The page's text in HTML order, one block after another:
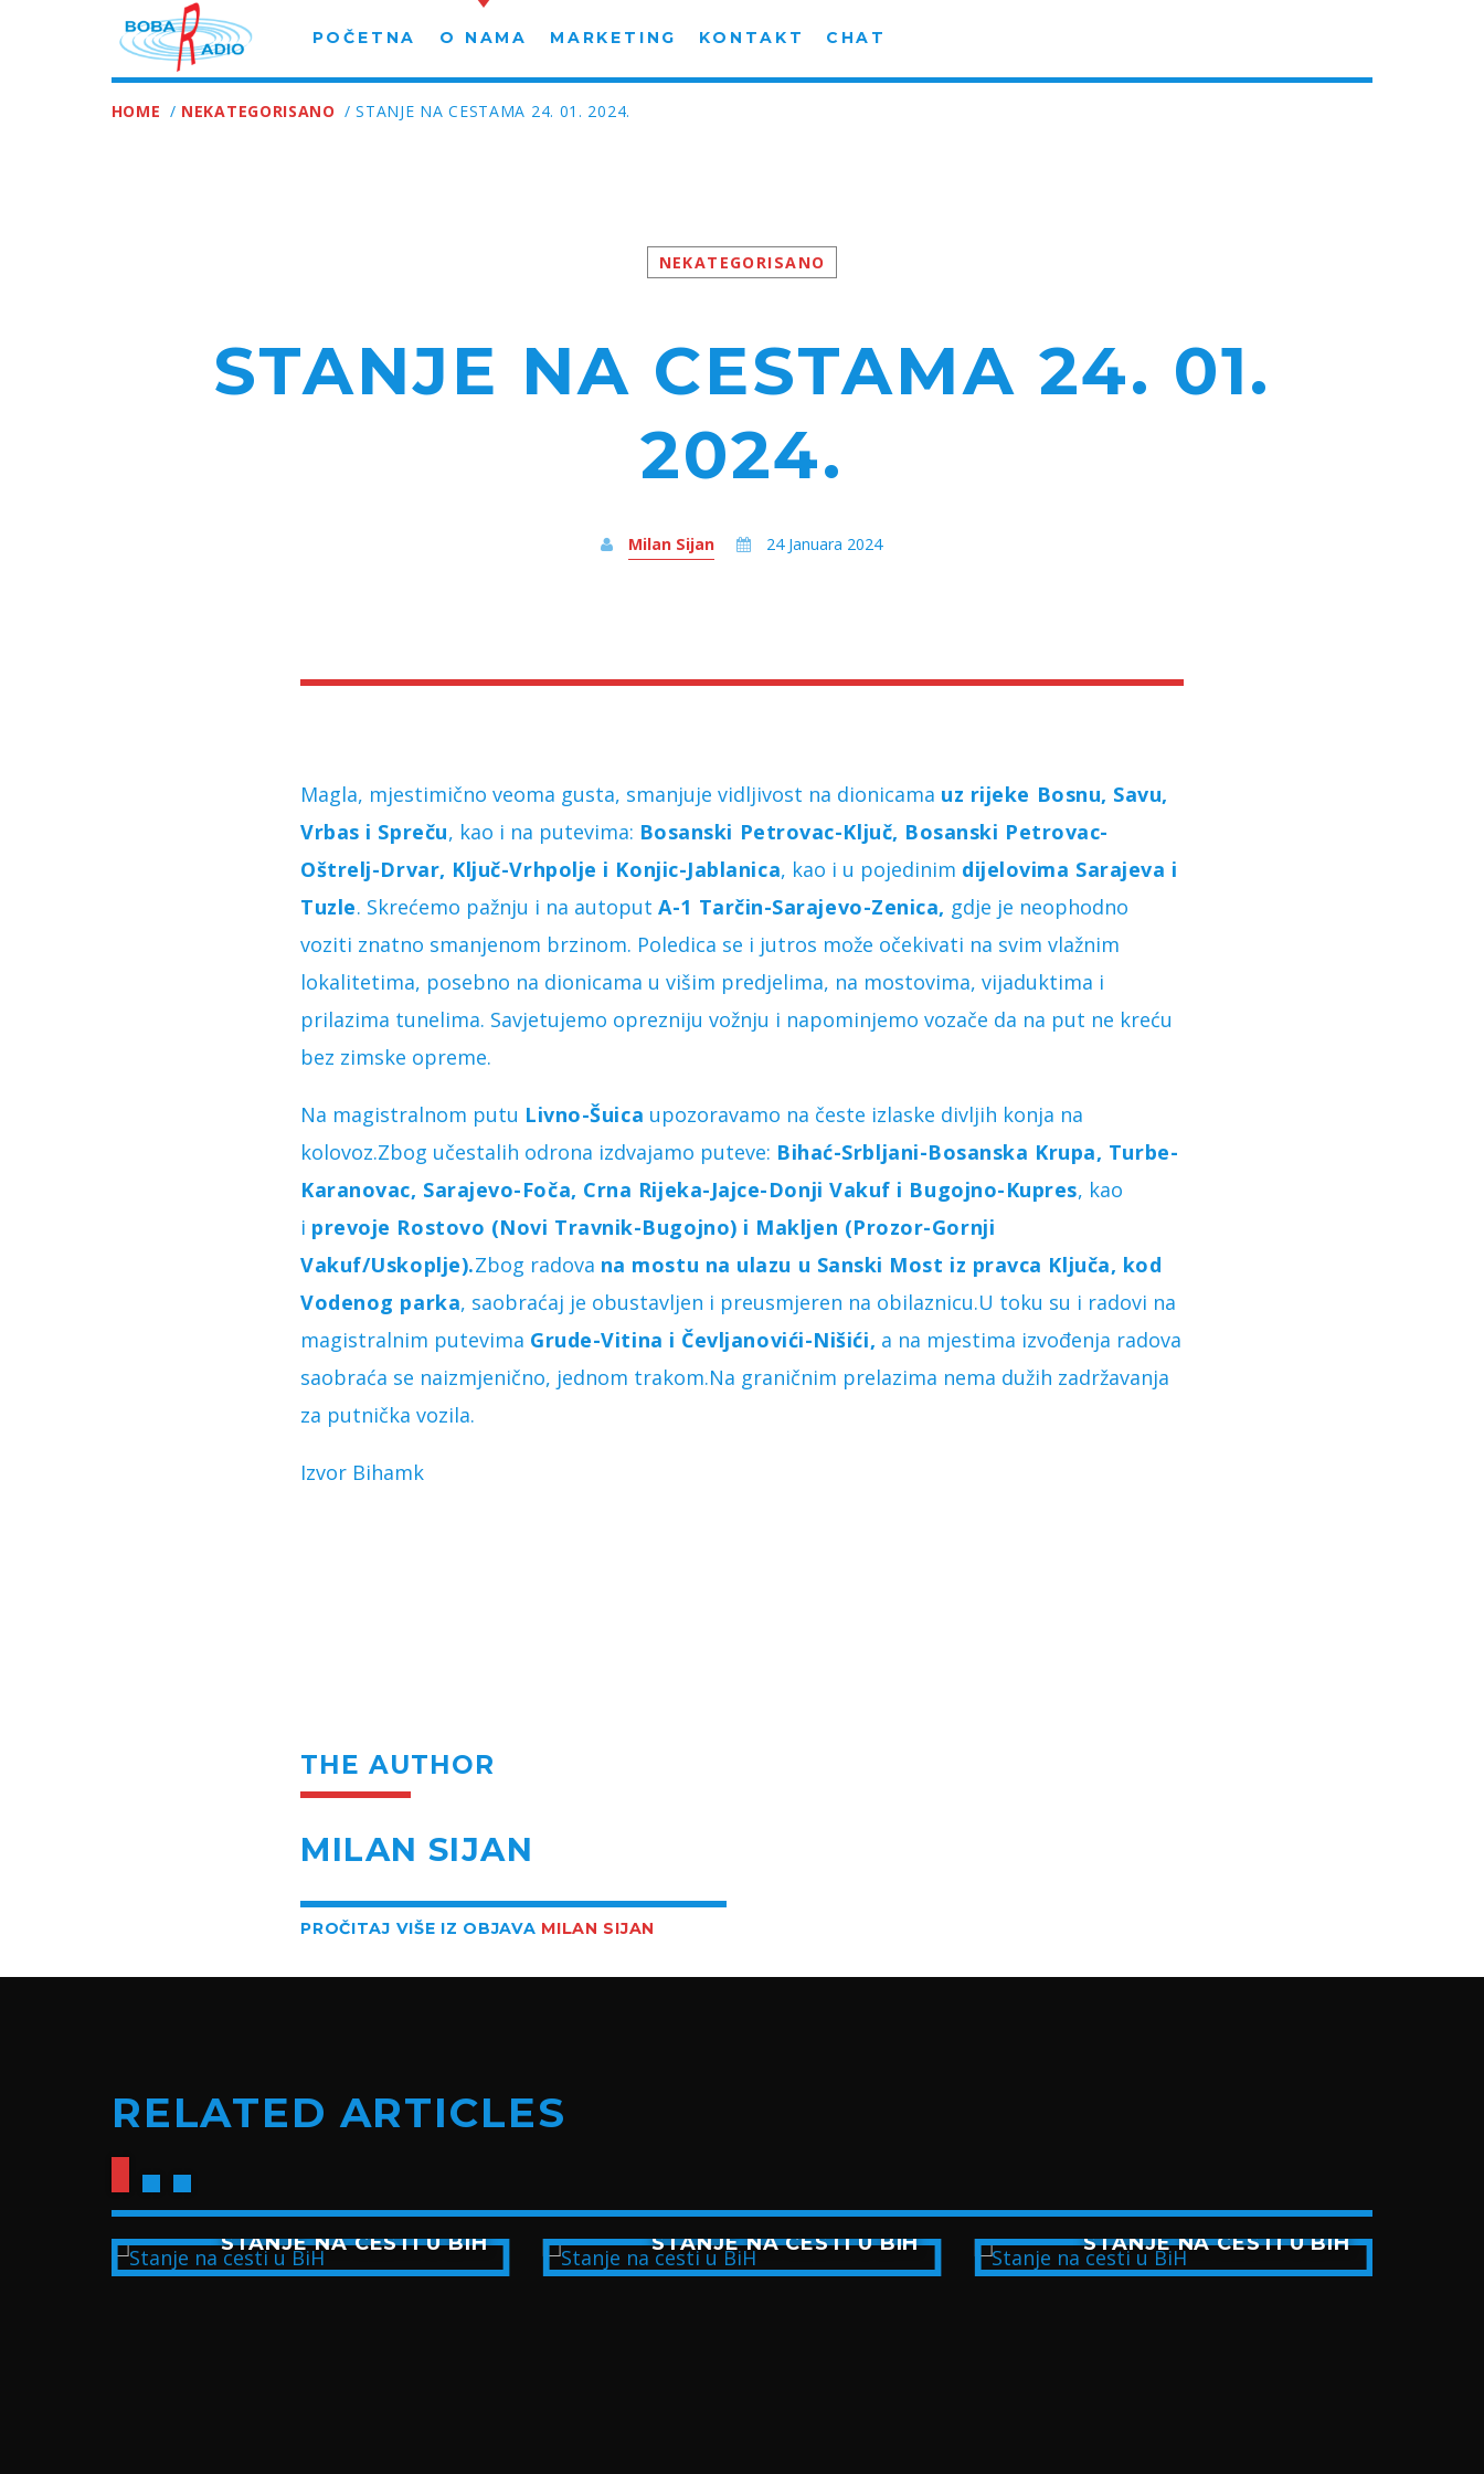
POČETNA O NAMA MARKETING KONTAKT CHAT
HOME / NEKATEGORISANO / STANJE NA CESTAMA 24. 01. 2024.
NEKATEGORISANO
STANJE NA CESTAMA 24. 01.
2024.
Milan Sijan 24 Januara 2024
Magla, mjestimično veoma gusta, smanjuje vidljivost na dionicama uz rijeke Bosnu, Savu,
Vrbas i Spreču, kao i na putevima: Bosanski Petrovac-Ključ, Bosanski Petrovac-
Oštrelj-Drvar, Ključ-Vrhpolje i Konjic-Jablanica, kao i u pojedinim dijelovima Sarajeva i
Tuzle. Skrećemo pažnju i na autoput A-1 Tarčin-Sarajevo-Zenica, gdje je neophodno
voziti znatno smanjenom brzinom. Poledica se i jutros može očekivati na svim vlažnim
lokalitetima, posebno na dionicama u višim predjelima, na mostovima, vijaduktima i
prilazima tunelima. Savjetujemo oprezniju vožnju i napominjemo vozače da na put ne kreću
bez zimske opreme.
Na magistralnom putu Livno-Šuica upozoravamo na česte izlaske divljih konja na
kolovoz.Zbog učestalih odrona izdvajamo puteve: Bihać-Srbljani-Bosanska Krupa, Turbe-
Karanovac, Sarajevo-Foča, Crna Rijeka-Jajce-Donji Vakuf i Bugojno-Kupres, kao
i prevoje Rostovo (Novi Travnik-Bugojno) i Makljen (Prozor-Gornji
Vakuf/Uskoplje).Zbog radova na mostu na ulazu u Sanski Most iz pravca Ključa, kod
Vodenog parka, saobraćaj je obustavljen i preusmjeren na obilaznicu.U toku su i radovi na
magistralnim putevima Grude-Vitina i Čevljanovići-Nišići, a na mjestima izvođenja radova
saobraća se naizmjenično, jednom trakom.Na graničnim prelazima nema dužih zadržavanja
za putnička vozila.
Izvor Bihamk
THE AUTHOR
MILAN SIJAN
PROČITAJ VIŠE IZ OBJAVA MILAN SIJAN
RELATED ARTICLES
STANJE NA CESTI U BIH STANJE NA CESTI U BIH STANJE NA CESTI U BIH